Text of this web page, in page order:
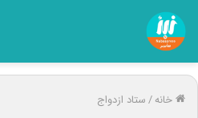
خانه/ستاد ازدواج